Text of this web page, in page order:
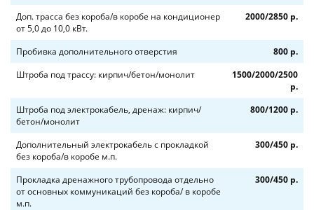
Доп. трасса без короба/в коробе на кондиционер
от 5,0 до 10,0 кВт.
2000/2850 р.
Пробивка дополнительного отверстия
800 р.
Штроба под трассу: кирпич/бетон/монолит
1500/2000/2500
р.
Штроба под электрокабель, дренаж: кирпич/
бетон/монолит
800/1200 р.
Дополнительный электрокабель с прокладкой
без короба/в коробе м.п.
300/450 р.
Прокладка дренажного трубопровода отдельно
от основных коммуникаций без короба/ в коробе
м.п.
300/450 р.